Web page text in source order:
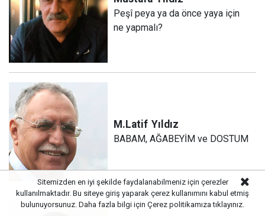
Peşî peya ya da önce yaya için
ne yapmalı?
M.Latif Yıldız
BABAM, AĞABEYİM ve DOSTUM
Sitemizden en iyi şekilde faydalanabilmeniz için çerezler
kullanılmaktadır. Bu siteye giriş yaparak çerez kullanımını kabul etmiş
bulunuyorsunuz. Daha fazla bilgi için Çerez politikamıza tıklayınız.